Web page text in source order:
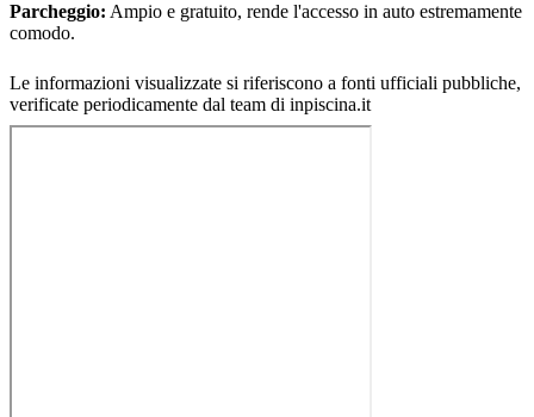
Parcheggio: Ampio e gratuito, rende l'accesso in auto estremamente
comodo.
Le informazioni visualizzate si riferiscono a fonti ufficiali pubbliche,
verificate periodicamente dal team di inpiscina.it